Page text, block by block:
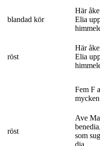
blandad kör
Här
Elia
röst
Här
Elia
Fem F
röst
Ave
som
dia